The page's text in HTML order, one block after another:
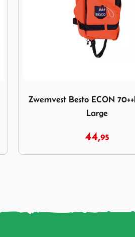
Zwemvest Besto ECON
Toddler
39,95